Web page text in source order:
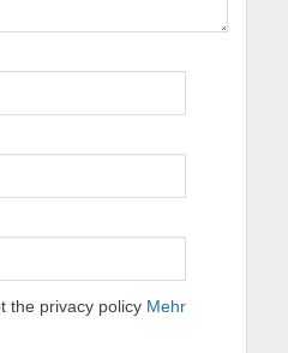
the privacy policy Mehr